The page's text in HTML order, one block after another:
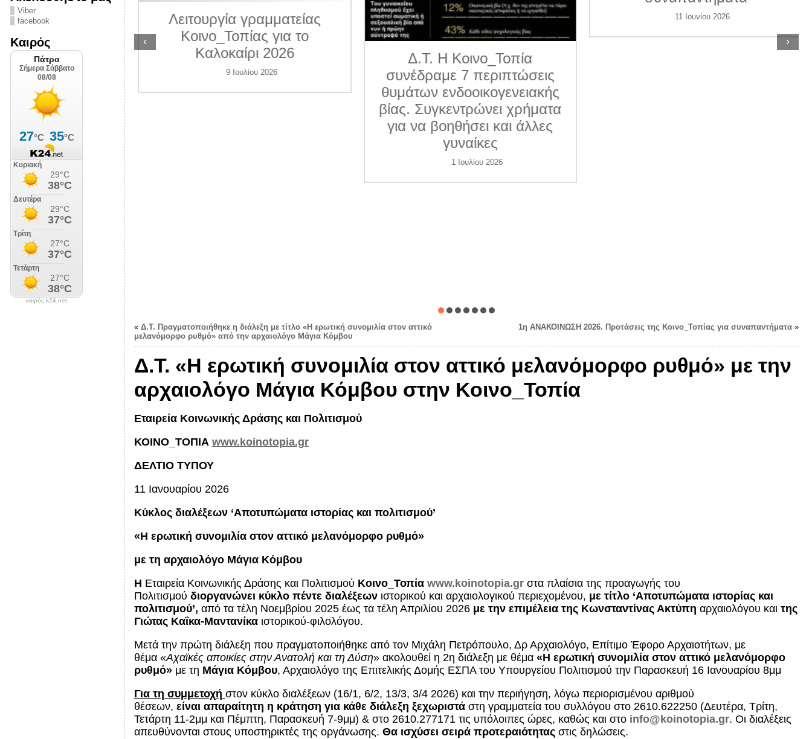
Viber
facebook
Καιρός
καιρός k24.net
Ιουλίου 2026
Λειτουργία γραμματείας
Κοινο_Τοπίας για το
Καλοκαίρι 2026
9 Ιουλίου 2026
Δ.Τ. Η Κοινο_Τοπία
συνέδραμε 7 περιπτώσεις
θυμάτων ενδοοικογενειακής
βίας. Συγκεντρώνει χρήματα
για να βοηθήσει και άλλες
γυναίκες
1 Ιουλίου 2026
11 Ιουνίου 2026
‹ ›
« Δ.Τ. Πραγματοποιήθηκε η διάλεξη με τίτλο «Η ερωτική συνομιλία στον αττικό
μελανόμορφο ρυθμό» από την αρχαιολόγο Μάγια Κόμβου
1η ΑΝΑΚΟΙΝΩΣΗ 2026. Προτάσεις της Κοινο_Τοπίας για συναπαντήματα»
Δ.Τ. «Η ερωτική συνομιλία στον αττικό μελανόμορφο ρυθμό» με την
αρχαιολόγο Μάγια Κόμβου στην Κοινο_Τοπία
Εταιρεία Κοινωνικής Δράσης και Πολιτισμού
ΚΟΙΝΟ_ΤΟΠΙΑ www.koinotopia.gr
ΔΕΛΤΙΟ ΤΥΠΟΥ
11 Ιανουαρίου 2026
Κύκλος διαλέξεων ‘Αποτυπώματα ιστορίας και πολιτισμού’
«Η ερωτική συνομιλία στον αττικό μελανόμορφο ρυθμό»
με τη αρχαιολόγο Μάγια Κόμβου
Η Εταιρεία Κοινωνικής Δράσης και Πολιτισμού Κοινο_Τοπία www.koinotopia.grστα πλαίσια της προαγωγής του
Πολιτισμού διοργανώνει κύκλο πέντε διαλέξεων ιστορικού και αρχαιολογικού περιεχομένου, με τίτλο ‘Αποτυπώματα ιστορίας και
πολιτισμού’, από τα τέλη Νοεμβρίου 2025 έως τα τέλη Απριλίου 2026 με την επιμέλεια της Κωνσταντίνας Ακτύπη αρχαιολόγου καιτης
Γιώτας Καΐκα-Μαντανίκαιστορικού-φιλολόγου.
Μετά την πρώτη διάλεξη που πραγματοποιήθηκε από τον Μιχάλη Πετρόπουλο, Δρ Αρχαιολόγο, Επίτιμο Έφορο Αρχαιοτήτων, με
θέμα «Αχαϊκές αποικίες στην Ανατολή και τη Δύση» ακολουθεί η 2η διάλεξη με θέμα «Η ερωτική συνομιλία στον αττικό μελανόμορφο
ρυθμό»με τη Μάγια Κόμβου, Αρχαιολόγο της Επιτελικής Δομής ΕΣΠΑ του Υπουργείου Πολιτισμού την Παρασκευή 16 Ιανουαρίου 8μμ
Για τη συμμετοχή στον κύκλο διαλέξεων (16/1, 6/2, 13/3, 3/4 2026) και την περιήγηση, λόγω περιορισμένου αριθμού
θέσεων, είναι απαραίτητη η κράτηση για κάθε διάλεξη ξεχωριστά στη γραμματεία του συλλόγου στο 2610.622250 (Δευτέρα, Τρίτη,
Τετάρτη 11-2μμ και Πέμπτη, Παρασκευή 7-9μμ) & στο 2610.277171 τις υπόλοιπες ώρες, καθώς και στο info@koinotopia.gr. Οι διαλέξεις
απευθύνονται στους υποστηρικτές της οργάνωσης. Θα ισχύσει σειρά προτεραιότηταςστις δηλώσεις.